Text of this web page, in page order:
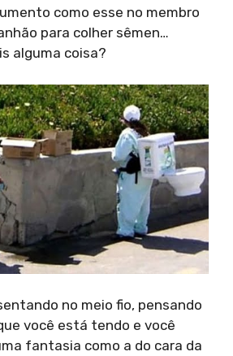
como esse no membro
para colher sêmen…
alguma coisa?
no meio fio, pensando
você está tendo e você
fantasia como a do cara da